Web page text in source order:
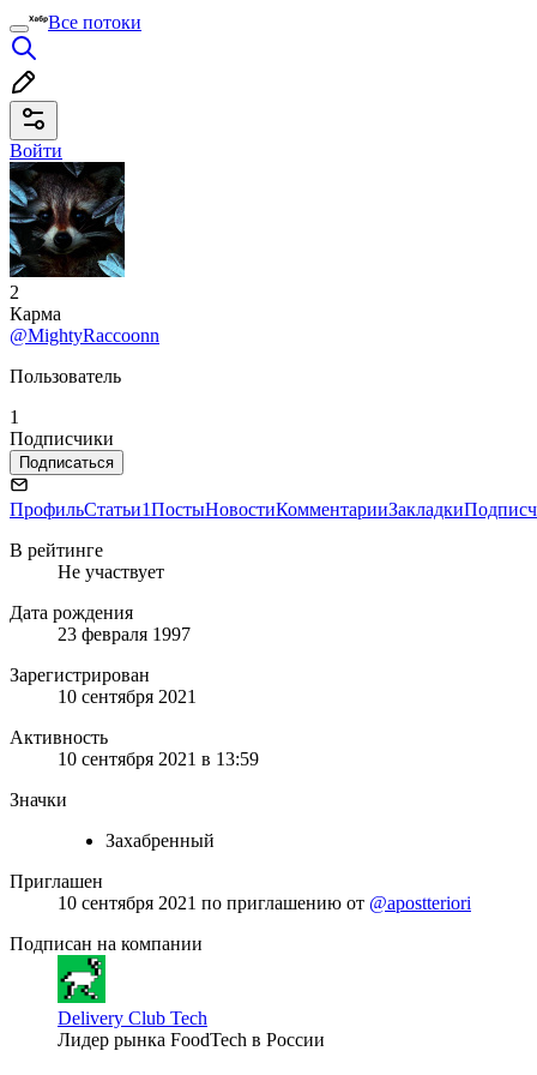
Все потоки
Войти
2
Карма
@MightyRaccoonn
Пользователь
1
Подписчики
Подписаться
ПрофильСтатьи1ПостыНовостиКомментарииЗакладки
В рейтинге
Не участвует
Дата рождения
23 февраля 1997
Зарегистрирован
10 сентября 2021
Активность
10 сентября 2021 в 13:59
Значки
Захабренный
Приглашен
10 сентября 2021 по приглашению от @apostteriori
Подписан на компании
Delivery Club Tech
Лидер рынка FoodTech в России